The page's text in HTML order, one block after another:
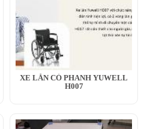
XE LĂN CÓ PHANH YUWELL
H007